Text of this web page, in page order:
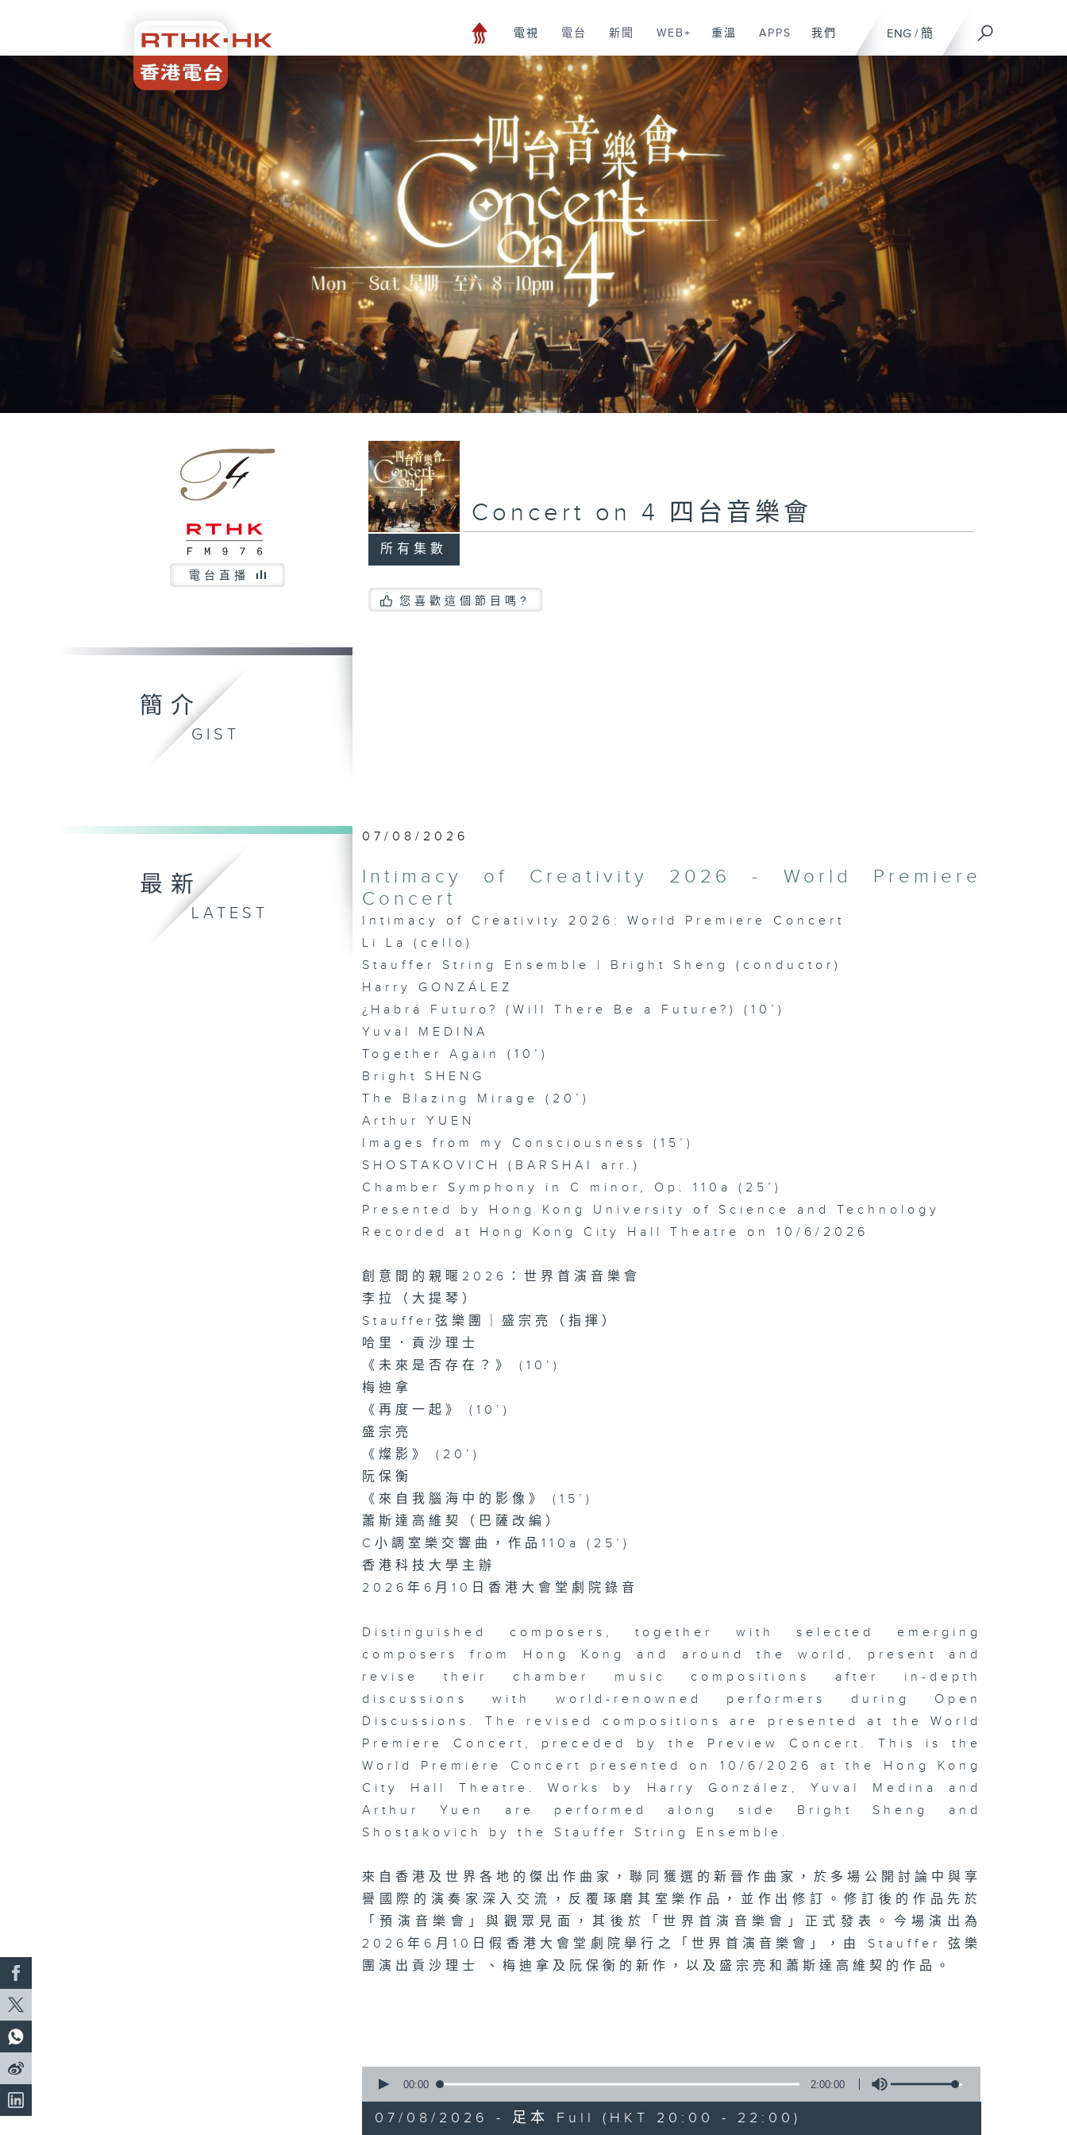
ENG / 簡
電視 電台 新聞 WEB+ 重溫 APPS 我們
電台直播
所有集數
Concert on 4 四台音樂會
您喜歡這個節目嗎?
簡介
GIST
最新
LATEST
07/08/2026
Intimacy of Creativity 2026 - World Premiere
Concert
Intimacy of Creativity 2026: World Premiere Concert
Li La (cello)
Stauffer String Ensemble | Bright Sheng (conductor)
Harry GONZÁLEZ
¿Habrá Futuro? (Will There Be a Future?) (10’)
Yuval MEDINA
Together Again (10’)
Bright SHENG
The Blazing Mirage (20’)
Arthur YUEN
Images from my Consciousness (15’)
SHOSTAKOVICH (BARSHAI arr.)
Chamber Symphony in C minor, Op. 110a (25’)
Presented by Hong Kong University of Science and Technology
Recorded at Hong Kong City Hall Theatre on 10/6/2026
創意間的親暱2026：世界首演音樂會
李拉（大提琴）
Stauffer弦樂團｜盛宗亮（指揮）
哈里．貢沙理士
《未來是否存在？》 (10’)
梅迪拿
《再度一起》 (10’)
盛宗亮
《燦影》 (20’)
阮保衡
《來自我腦海中的影像》 (15’)
蕭斯達高維契（巴薩改編）
C小調室樂交響曲，作品110a (25’)
香港科技大學主辦
2026年6月10日香港大會堂劇院錄音
Distinguished composers, together with selected emerging
composers from Hong Kong and around the world, present and
revise their chamber music compositions after in-depth
discussions with world-renowned performers during Open
Discussions. The revised compositions are presented at the World
Premiere Concert, preceded by the Preview Concert. This is the
World Premiere Concert presented on 10/6/2026 at the Hong Kong
City Hall Theatre. Works by Harry González, Yuval Medina and
Arthur Yuen are performed along side Bright Sheng and
Shostakovich by the Stauffer String Ensemble.
來自香港及世界各地的傑出作曲家，聯同獲選的新晉作曲家，於多場公開討論中與享
譽國際的演奏家深入交流，反覆琢磨其室樂作品，並作出修訂。修訂後的作品先於
「預演音樂會」與觀眾見面，其後於「世界首演音樂會」正式發表。今場演出為
2026年6月10日假香港大會堂劇院舉行之「世界首演音樂會」，由 Stauffer 弦樂
團演出貢沙理士 、梅迪拿及阮保衡的新作，以及盛宗亮和蕭斯達高維契的作品。
seconds
hours,
00:00 2:00:00
07/08/2026 - 足本 Full (HKT 20:00 - 22:00)